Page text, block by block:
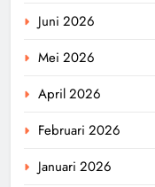
Juni 2026
Mei 2026
April 2026
Februari 2026
Januari 2026